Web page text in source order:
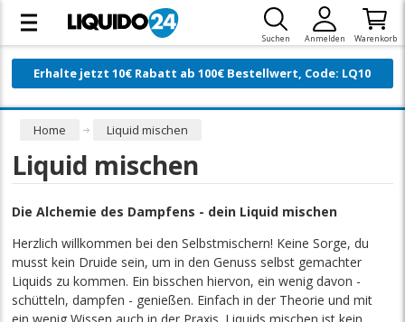
Suchen Anmelden Warenkorb
Erhalte jetzt 10€ Rabatt ab 100€ Bestellwert, Code: LQ10
Home Liquid mischen
Liquid mischen
Die Alchemie des Dampfens - dein Liquid mischen
Herzlich willkommen bei den Selbstmischern! Keine Sorge, du
musst kein Druide sein, um in den Genuss selbst gemachter
Liquids zu kommen. Ein bisschen hiervon, ein wenig davon -
schütteln, dampfen - genießen. Einfach in der Theorie und mit